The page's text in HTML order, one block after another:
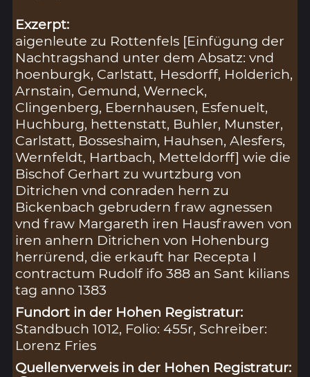
Exzerpt:
aigenleute zu Rottenfels [Einfügung der
Nachtragshand unter dem Absatz: vnd
hoenburgk, Carlstatt, Hesdorff, Holderich,
Arnstain, Gemund, Werneck,
Clingenberg, Ebernhausen, Esfenuelt,
Huchburg, hettenstatt, Buhler, Munster,
Carlstatt, Bosseshaim, Hauhsen, Alesfers,
Wernfeldt, Hartbach, Metteldorff] wie die
Bischof Gerhart zu wurtzburg von
Ditrichen vnd conraden hern zu
Bickenbach gebrudern fraw agnessen
vnd fraw Margareth iren Hausfrawen von
iren anhern Ditrichen von Hohenburg
herrürend, die erkauft har Recepta I
contractum Rudolf ifo 388 an Sant kilians
tag anno 1383
Fundort in der Hohen Registratur:
Standbuch 1012, Folio: 455r, Schreiber:
Lorenz Fries
Quellenverweis in der Hohen Registratur: